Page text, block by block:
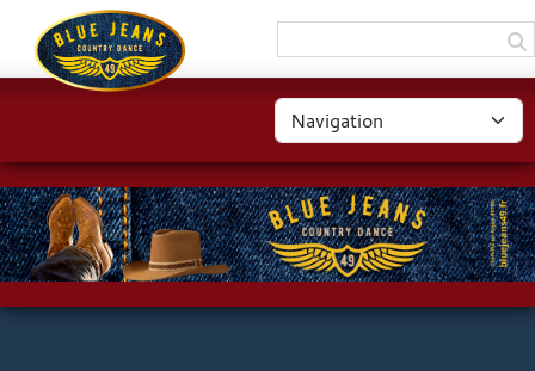
Panneau de gestion des cookies